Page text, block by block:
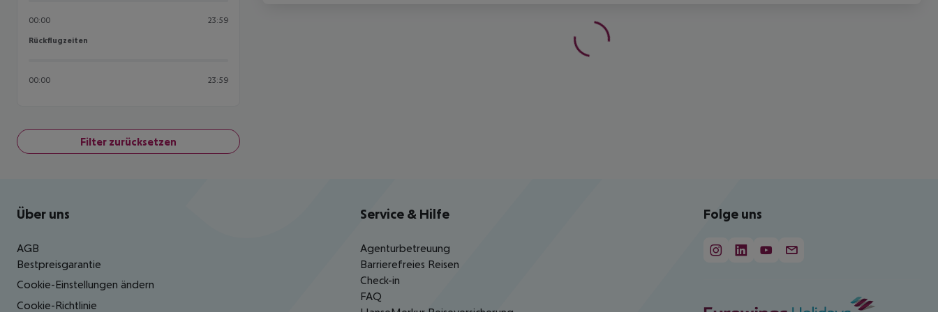
00:00 23:59
Rückflugzeiten
Rückflugzeiten
00:00 23:59
Filter zurücksetzen
Footer navigation
Über uns
AGB
Bestpreisgarantie
Cookie-Einstellungen ändern
Cookie-Richtlinie
Service & Hilfe
Agenturbetreuung
Barrierefreies Reisen
Check-in
FAQ
Folge uns